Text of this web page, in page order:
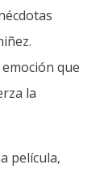
que
la
película,